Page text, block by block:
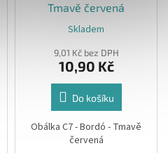
Tmavě červená
Skladem
9,01 Kč bez DPH
10,90 Kč
Do košíku
Obálka C7 - Bordó - Tmavě
červená